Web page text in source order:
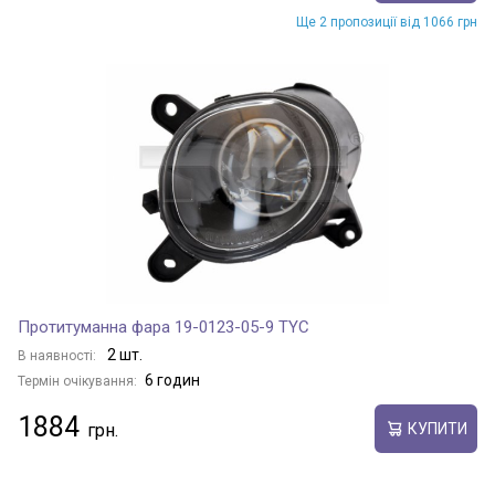
Ще 2 пропозиції від 1066 грн
Протитуманна фара 19-0123-05-9 TYC
В наявності: 2 шт.
Термін очікування: 6 годин
1884 КУПИТИ